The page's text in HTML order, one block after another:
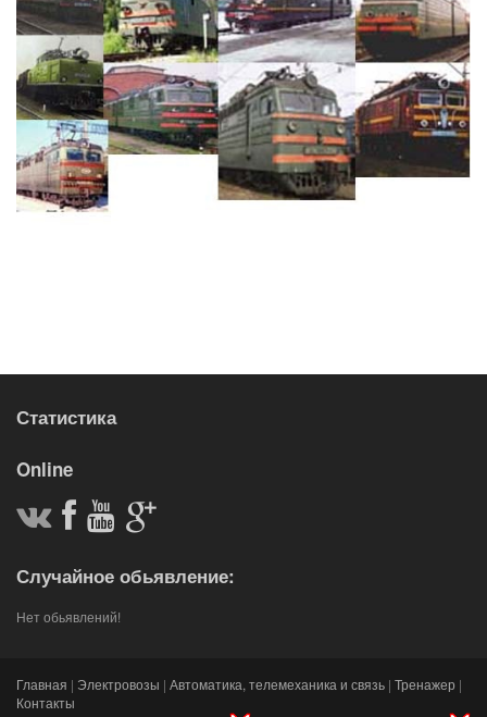
Статистика
Online
Случайное обьявление:
Нет обьявлений!
Главная | Электровозы | Автоматика, телемеханика и связь | Тренажер |
Контакты